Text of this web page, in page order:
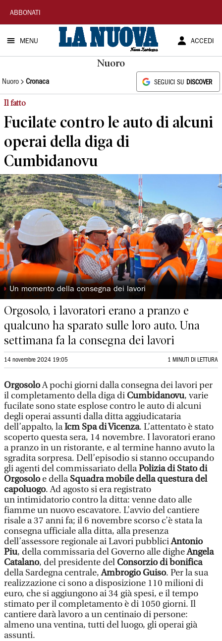
La
Nuova
Sardegna
ABBONATI
MENU ACCEDI
Nuoro
Nuoro Cronaca SEGUICI SU DISCOVER
Il fatto
Fucilate contro le auto di alcuni
operai della diga di
Cumbidanovu
◗ Un momento della consegna dei lavori
Orgosolo, i lavoratori erano a pranzo e
qualcuno ha sparato sulle loro auto. Una
settimana fa la consegna dei lavori
14 novembre 2024 19:05 1 MINUTI DI LETTURA
OrgosoloA pochi giorni dalla consegna dei lavori per
il completamento della diga di Cumbidanovu, varie
fucilate sono state esplose contro le auto di alcuni
degli operai assunti dalla ditta aggiudicataria
dell’appalto, laIcm Spa di Vicenza. L’attentato è stato
scoperto questa sera, 14 novembre. I lavoratori erano
a pranzo in un ristorante, e al termine hanno avuto la
sgradita sorpresa. Dell’episodio si stanno occupando
gli agenti del commissariato dellaPolizia di Stato di
Orgosoloe dellaSquadra mobile della questura del
capoluogo. Ad agosto si era registrato
un intimidatorio contro la ditta: venne dato alle
fiamme un nuovo escavatore. L’avvio del cantiere
risale a 37 anni fa; il 6 novembre scorso c’è stata la
consegna ufficiale alla ditta, alla presenza
dell’assessore regionale ai Lavori pubbliciAntonio
Piu, della commissaria del Governo alle digheAngela
Catalano, del presidente del Consorzio di bonifica
della Sardegna centrale,Ambrogio Guiso. Per la sua
realizzazione ci sono a disposizione 110 milioni di
euro, che si aggiungono ai 34 già spesi, e il tempo
stimato per il completamento è di 1050 giorni. Il
cantiere darà lavoro a un centinaio di persone:
almeno una ventina, tutti del luogo, gli operai già
assunti.